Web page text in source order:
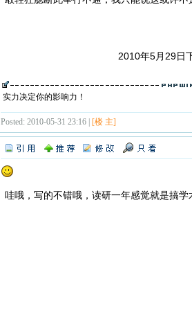
2010年5月29日下午完
实力决定你的影响力！
Posted: 2010-05-31 23:16 |[楼 主]
哇哦，写的不错哦，读研一年感觉就是搞学